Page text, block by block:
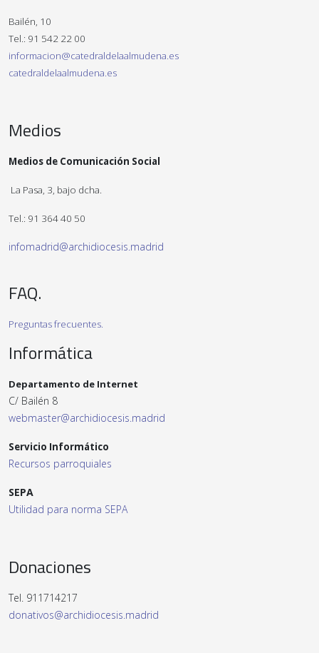
Bailén, 10
Tel.: 91 542 22 00
informacion@catedraldelaalmudena.es
catedraldelaalmudena.es
Medios
Medios de Comunicación Social
La Pasa, 3, bajo dcha.
Tel.: 91 364 40 50
infomadrid@archidiocesis.madrid
FAQ.
Preguntas frecuentes.
Informática
Departamento de Internet
C/ Bailén 8
webmaster@archidiocesis.madrid
Servicio Informático
Recursos parroquiales
SEPA
Utilidad para norma SEPA
Donaciones
Tel. 911714217
donativos@archidiocesis.madrid